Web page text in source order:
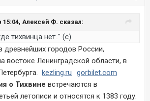
15:04, Алексей Ф. сказал:
тихвинца нет.." (с)
древнейших городов России,
востоке Ленинградской области, в
kezling.ru
gorbilet.com
о Тихвине встречаются в
летописи и относятся к 1383 году.